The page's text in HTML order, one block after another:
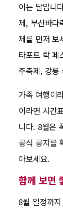
이는 달입니
제, 부산바다
제를 먼저 보
타포트 락 페
주축제, 강릉
가족 여행이
이라면 시간
니다. 8월은
공식 공지를
아보세요.
함께 보면
8월 일정까